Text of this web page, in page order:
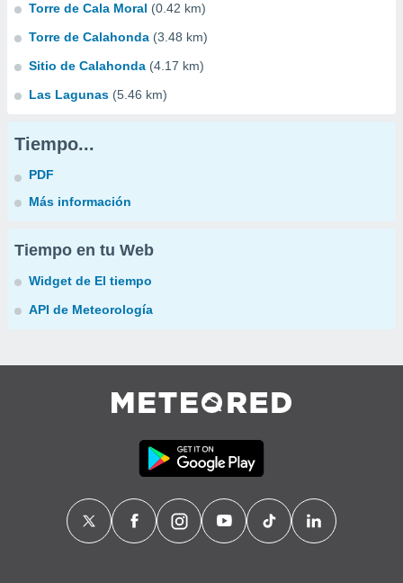
Torre de Cala Moral (0.42 km)
Torre de Calahonda (3.48 km)
Sitio de Calahonda (4.17 km)
Las Lagunas (5.46 km)
Tiempo...
PDF
Más información
Tiempo en tu Web
Widget de El tiempo
API de Meteorología